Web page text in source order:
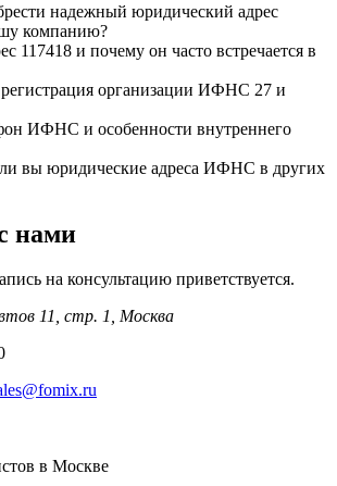
надежный юридический адрес
компанию?
117418 и почему он часто встречается в
организации ИФНС 27 и
ИФНС и особенности внутреннего
ли вы юридические адреса ИФНС в других
нами
на консультацию приветствуется.
11, стр. 1, Москва
в Москве